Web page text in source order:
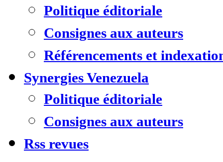
Politique éditoriale
Consignes aux auteurs
Référencements et
Synergies Venezuela
Politique éditoriale
Consignes aux auteurs
Rss revues